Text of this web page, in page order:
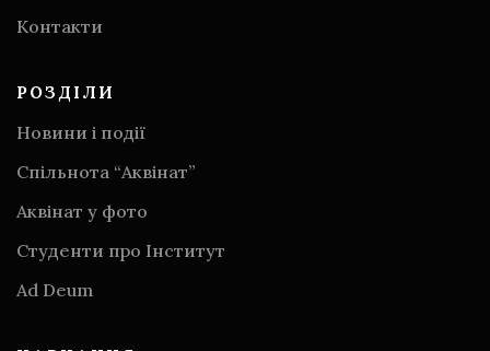
Контакти
РОЗДІЛИ
Новини і події
Спільнота “Аквінат”
Аквінат у фото
Студенти про Інститут
Аd Deum